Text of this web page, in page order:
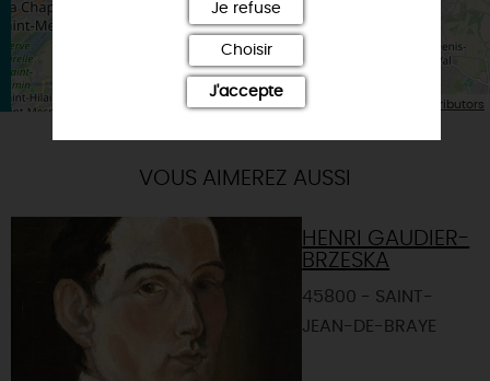
| Map data © OpenStreetMap contributors
VOUS AIMEREZ AUSSI
HENRI GAUDIER-
BRZESKA
45800 - SAINT-
JEAN-DE-BRAYE
Je refuse
Choisir
J'accepte